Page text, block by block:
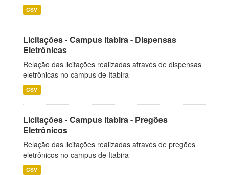
CSV
Licitações - Campus Itabira - Dispensas
Eletrônicas
Relação das licitações realizadas através de dispensas
eletrônicas no campus de Itabira
CSV
Licitações - Campus Itabira - Pregões
Eletrônicos
Relação das licitações realizadas através de pregões
eletrônicos no campus de Itabira
CSV